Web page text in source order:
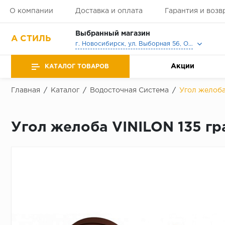
О компании Доставка и оплата Гарантия и
А СТИЛЬ
Выбранный магазин
г. Новосибирск, ул. Выборная 56, Офис, Выставочный зал
КАТАЛОГ ТОВАРОВ Акции
Главная / Каталог / Водосточная Система / Угол
Угол желоба VINILON 135